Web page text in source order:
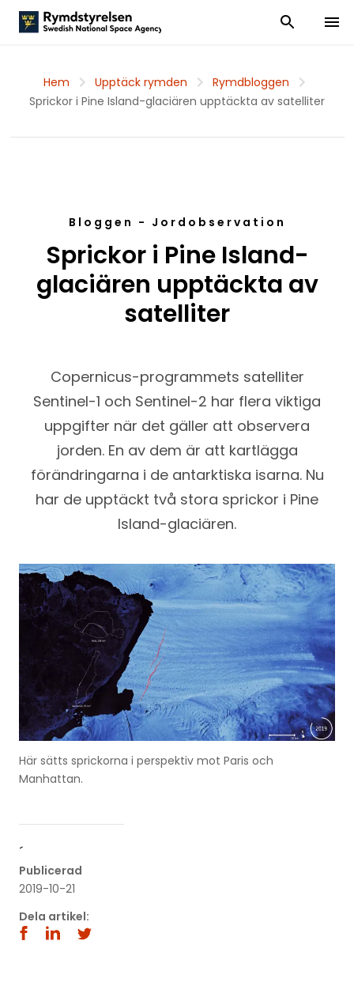
Visa och dölj
Visa
Hem Upptäck rymden
Rymdbloggen
Sprickor i Pine Island-glaciären upptäckta av satelliter
Bloggen - Jordobservation
Sprickor i Pine Island-
glaciären upptäckta av
satelliter
Copernicus-programmets satelliter
Sentinel-1 och Sentinel-2 har flera viktiga
uppgifter när det gäller att observera
jorden. En av dem är att kartlägga
förändringarna i de antarktiska isarna. Nu
har de upptäckt två stora sprickor i Pine
Island-glaciären.
Här sätts sprickorna i perspektiv mot Paris och
Manhattan.
´
Publicerad
2019-10-21
Dela artikel: